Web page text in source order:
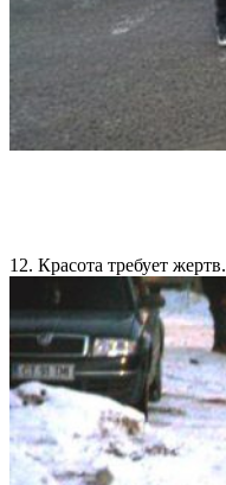
12. Красота требует жертв.